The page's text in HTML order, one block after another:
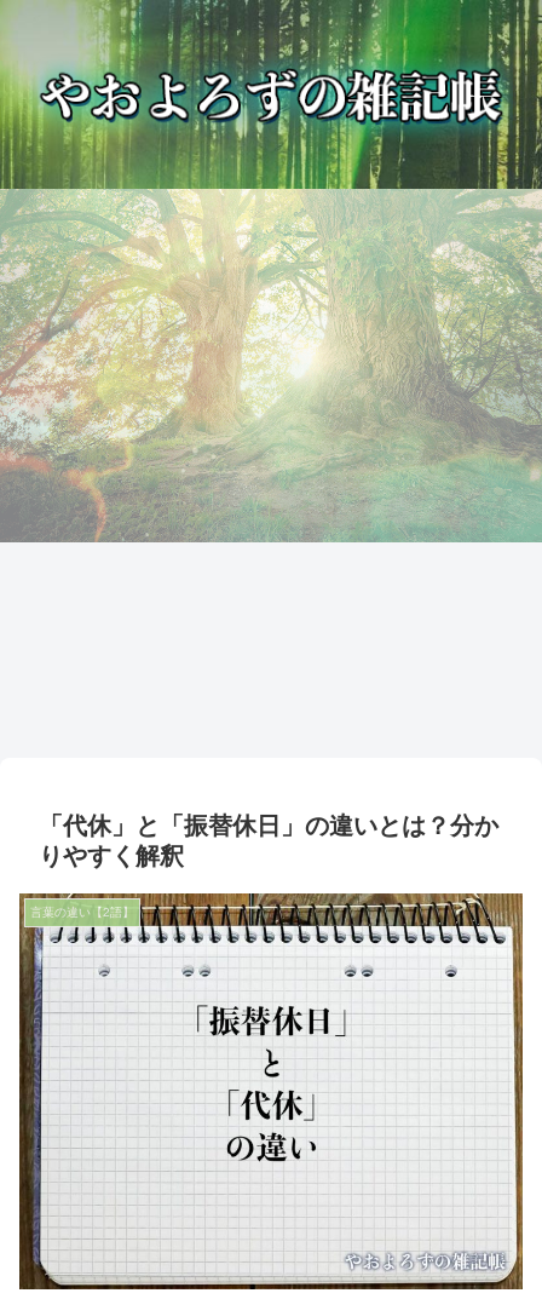
「代休」と「振替休日」の違いとは？分か
りやすく解釈
言葉の違い【2語】